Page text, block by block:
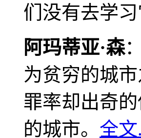
们没有去学
阿玛蒂亚·森
为贫穷的城
罪率却出奇
的城市。 全文